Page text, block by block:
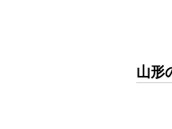
山形